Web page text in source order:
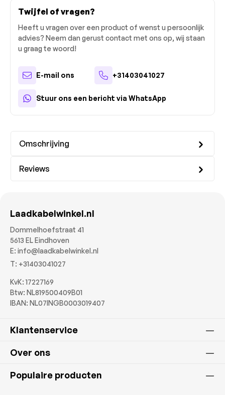
Twijfel of vragen?
Heeft u vragen over een product of wenst u persoonlijk
advies? Neem dan gerust contact met ons op, wij staan
u graag te woord!
E-mail ons +31403041027
Stuur ons een bericht via WhatsApp
Omschrijving
Reviews
Laadkabelwinkel.nl
Dommelhoefstraat 41
5613 EL Eindhoven
E: info@laadkabelwinkel.nl
T: +31403041027
KvK: 17227169
Btw: NL819500409B01
IBAN: NL07INGB0003019407
Klantenservice
Over ons
Populaire producten